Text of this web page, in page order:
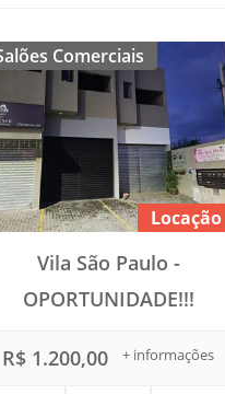
Comerciais
Locação
Vila São Paulo -
OPORTUNIDADE!!!
+ informações
R$ 1.200,00